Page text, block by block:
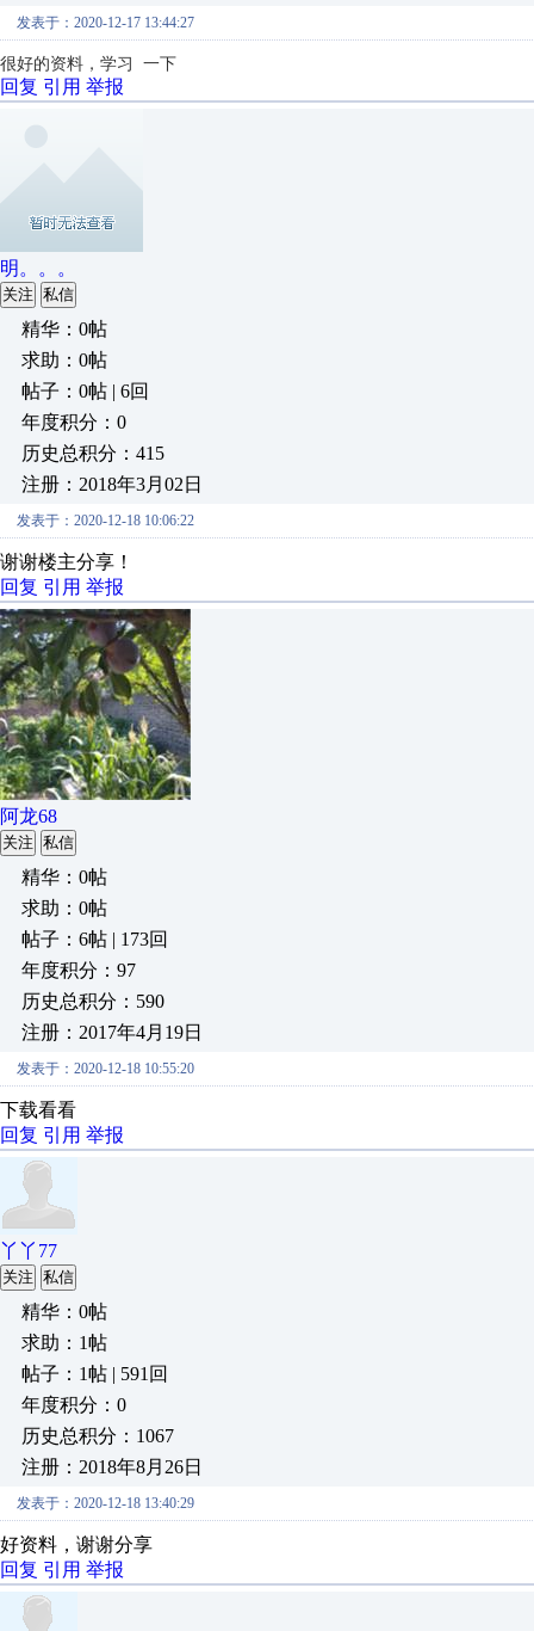
发表于：2020-12-17 13:44:27
很好的资料，学习 一下
回复 引用 举报
明。。。
关注 私信
精华：0帖
求助：0帖
帖子：0帖 | 6回
年度积分：0
历史总积分：415
注册：2018年3月02日
发表于：2020-12-18 10:06:22
谢谢楼主分享！
回复 引用 举报
阿龙68
关注 私信
精华：0帖
求助：0帖
帖子：6帖 | 173回
年度积分：97
历史总积分：590
注册：2017年4月19日
发表于：2020-12-18 10:55:20
下载看看
回复 引用 举报
丫丫77
关注 私信
精华：0帖
求助：1帖
帖子：1帖 | 591回
年度积分：0
历史总积分：1067
注册：2018年8月26日
发表于：2020-12-18 13:40:29
好资料，谢谢分享
回复 引用 举报